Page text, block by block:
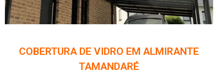
COBERTURA DE VIDRO EM ALMIRANTE
TAMANDARÉ